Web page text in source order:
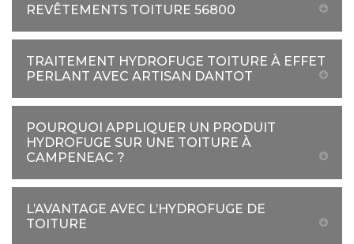
REVÊTEMENTS TOITURE 56800
TRAITEMENT HYDROFUGE TOITURE À EFFET
PERLANT AVEC ARTISAN DANTOT
POURQUOI APPLIQUER UN PRODUIT
HYDROFUGE SUR UNE TOITURE À
CAMPENEAC ?
L’AVANTAGE AVEC L’HYDROFUGE DE
TOITURE